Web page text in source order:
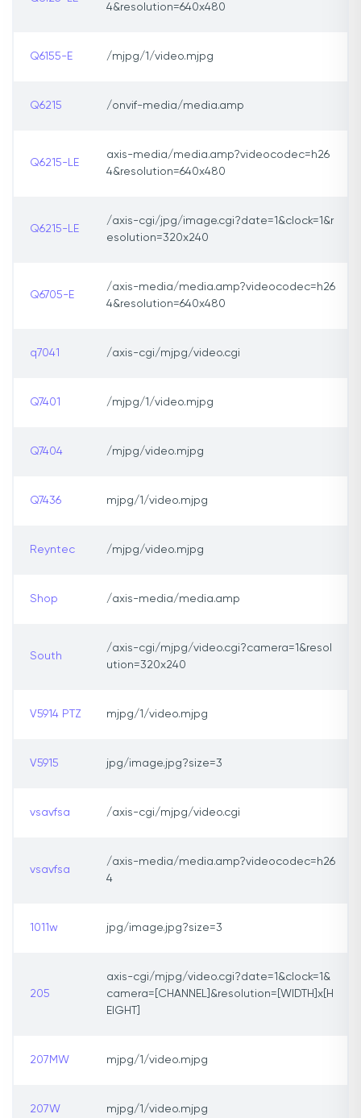
4&resolution=640x480
Q6155-E /mjpg/1/video.mjpg
Q6215 /onvif-media/media.amp
Q6215-LE
axis-media/media.amp?videocodec=h26
4&resolution=640x480
Q6215-LE
/axis-cgi/jpg/image.cgi?date=1&clock=1&r
esolution=320x240
Q6705-E
/axis-media/media.amp?videocodec=h26
4&resolution=640x480
q7041 /axis-cgi/mjpg/video.cgi
Q7401 /mjpg/1/video.mjpg
Q7404 /mjpg/video.mjpg
Q7436 mjpg/1/video.mjpg
Reyntec /mjpg/video.mjpg
Shop /axis-media/media.amp
South
/axis-cgi/mjpg/video.cgi?camera=1&resol
ution=320x240
V5914 PTZ mjpg/1/video.mjpg
V5915 jpg/image.jpg?size=3
vsavfsa /axis-cgi/mjpg/video.cgi
vsavfsa
/axis-media/media.amp?videocodec=h26
4
1011w jpg/image.jpg?size=3
205
axis-cgi/mjpg/video.cgi?date=1&clock=1&
camera=[CHANNEL]&resolution=[WIDTH]x[H
EIGHT]
207MW mjpg/1/video.mjpg
207W mjpg/1/video.mjpg